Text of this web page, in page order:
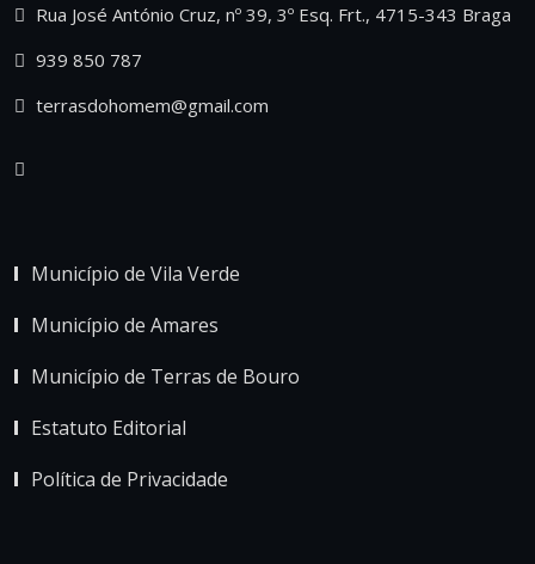
Rua José António Cruz, nº 39, 3º Esq. Frt., 4715-343 Braga
939 850 787
terrasdohomem@gmail.com
Município de Vila Verde
Município de Amares
Município de Terras de Bouro
Estatuto Editorial
Política de Privacidade